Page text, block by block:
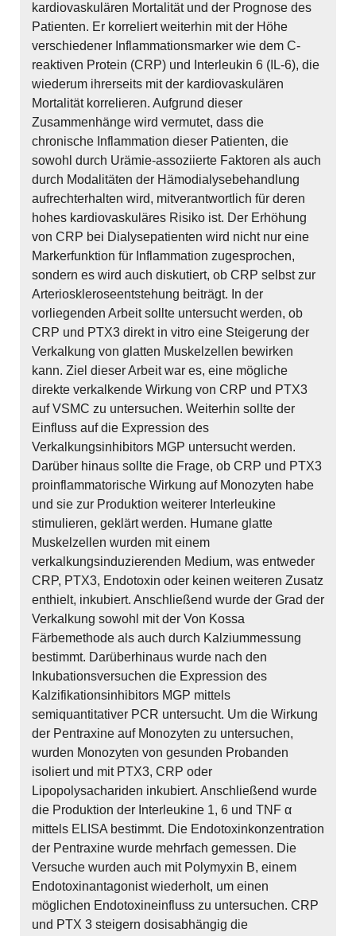
kardiovaskulären Mortalität und der Prognose des
Patienten. Er korreliert weiterhin mit der Höhe
verschiedener Inflammationsmarker wie dem C-
reaktiven Protein (CRP) und Interleukin 6 (IL-6), die
wiederum ihrerseits mit der kardiovaskulären
Mortalität korrelieren. Aufgrund dieser
Zusammenhänge wird vermutet, dass die
chronische Inflammation dieser Patienten, die
sowohl durch Urämie-assoziierte Faktoren als auch
durch Modalitäten der Hämodialysebehandlung
aufrechterhalten wird, mitverantwortlich für deren
hohes kardiovaskuläres Risiko ist. Der Erhöhung
von CRP bei Dialysepatienten wird nicht nur eine
Markerfunktion für Inflammation zugesprochen,
sondern es wird auch diskutiert, ob CRP selbst zur
Arterioskleroseentstehung beiträgt. In der
vorliegenden Arbeit sollte untersucht werden, ob
CRP und PTX3 direkt in vitro eine Steigerung der
Verkalkung von glatten Muskelzellen bewirken
kann. Ziel dieser Arbeit war es, eine mögliche
direkte verkalkende Wirkung von CRP und PTX3
auf VSMC zu untersuchen. Weiterhin sollte der
Einfluss auf die Expression des
Verkalkungsinhibitors MGP untersucht werden.
Darüber hinaus sollte die Frage, ob CRP und PTX3
proinflammatorische Wirkung auf Monozyten habe
und sie zur Produktion weiterer Interleukine
stimulieren, geklärt werden. Humane glatte
Muskelzellen wurden mit einem
verkalkungsinduzierenden Medium, was entweder
CRP, PTX3, Endotoxin oder keinen weiteren Zusatz
enthielt, inkubiert. Anschließend wurde der Grad der
Verkalkung sowohl mit der Von Kossa
Färbemethode als auch durch Kalziummessung
bestimmt. Darüberhinaus wurde nach den
Inkubationsversuchen die Expression des
Kalzifikationsinhibitors MGP mittels
semiquantitativer PCR untersucht. Um die Wirkung
der Pentraxine auf Monozyten zu untersuchen,
wurden Monozyten von gesunden Probanden
isoliert und mit PTX3, CRP oder
Lipopolysachariden inkubiert. Anschließend wurde
die Produktion der Interleukine 1, 6 und TNF α
mittels ELISA bestimmt. Die Endotoxinkonzentration
der Pentraxine wurde mehrfach gemessen. Die
Versuche wurden auch mit Polymyxin B, einem
Endotoxinantagonist wiederholt, um einen
möglichen Endotoxineinfluss zu untersuchen. CRP
und PTX 3 steigern dosisabhängig die